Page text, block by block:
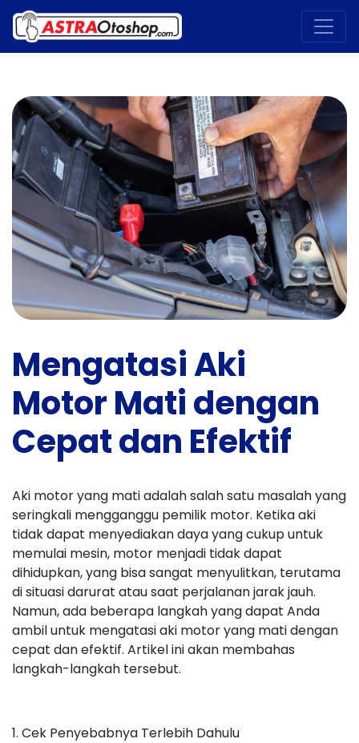
Mengatasi Aki
Motor Mati dengan
Cepat dan Efektif
Aki motor yang mati adalah salah satu masalah yang
seringkali mengganggu pemilik motor. Ketika aki
tidak dapat menyediakan daya yang cukup untuk
memulai mesin, motor menjadi tidak dapat
dihidupkan, yang bisa sangat menyulitkan, terutama
di situasi darurat atau saat perjalanan jarak jauh.
Namun, ada beberapa langkah yang dapat Anda
ambil untuk mengatasi aki motor yang mati dengan
cepat dan efektif. Artikel ini akan membahas
langkah-langkah tersebut.
1. Cek Penyebabnya Terlebih Dahulu